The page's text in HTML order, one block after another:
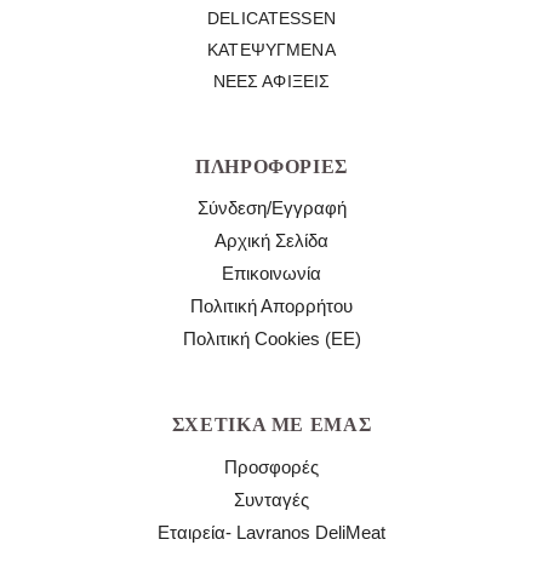
DELICATESSEN
ΚΑΤΕΨΥΓΜΈΝΑ
ΝΈΕΣ ΑΦΊΞΕΙΣ
ΠΛΗΡΟΦΟΡΊΕΣ
Σύνδεση/Εγγραφή
Αρχική Σελίδα
Επικοινωνία
Πολιτική Απορρήτου
Πολιτική Cookies (ΕΕ)
ΣΧΕΤΙΚΆ ΜΕ ΕΜΆΣ
Προσφορές
Συνταγές
Εταιρεία- Lavranos DeliMeat